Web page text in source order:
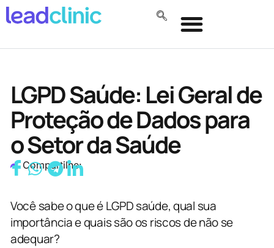
LGPD Saúde: Lei Geral de
Proteção de Dados para
o Setor da Saúde
Compartilhe:
Você sabe o que é LGPD saúde, qual sua
importância e quais são os riscos de não se
adequar?